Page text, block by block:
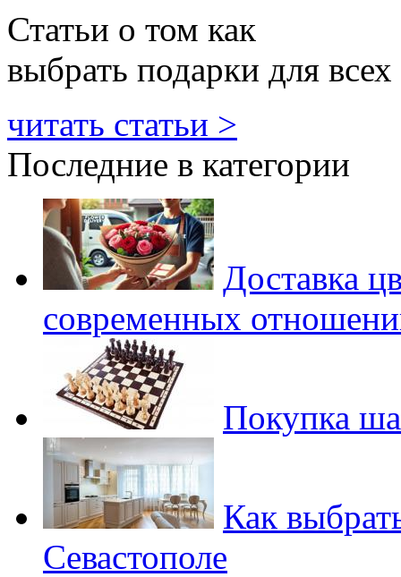
Статьи о том как
выбрать подарки для всех
читать статьи >
Последние в категории
Доставка
современных
Покупка
Как
Севастополе